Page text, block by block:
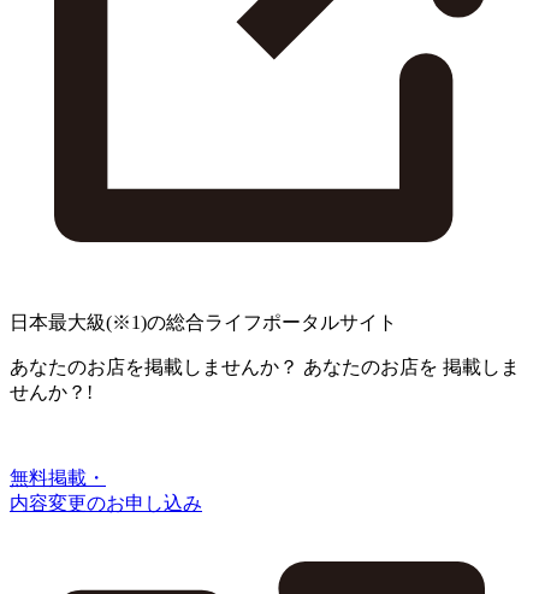
日本最大級(※1)の総合ライフポータルサイト
あなたのお店を掲載しませんか？ あなたのお店を 掲載しま
せんか？!
無料掲載・
内容変更のお申し込み